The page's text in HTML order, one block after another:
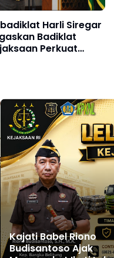
Harli Siregar
Badiklat
Perkuat
Nasional
Kajati Babel Riono
Budisantoso Ajak